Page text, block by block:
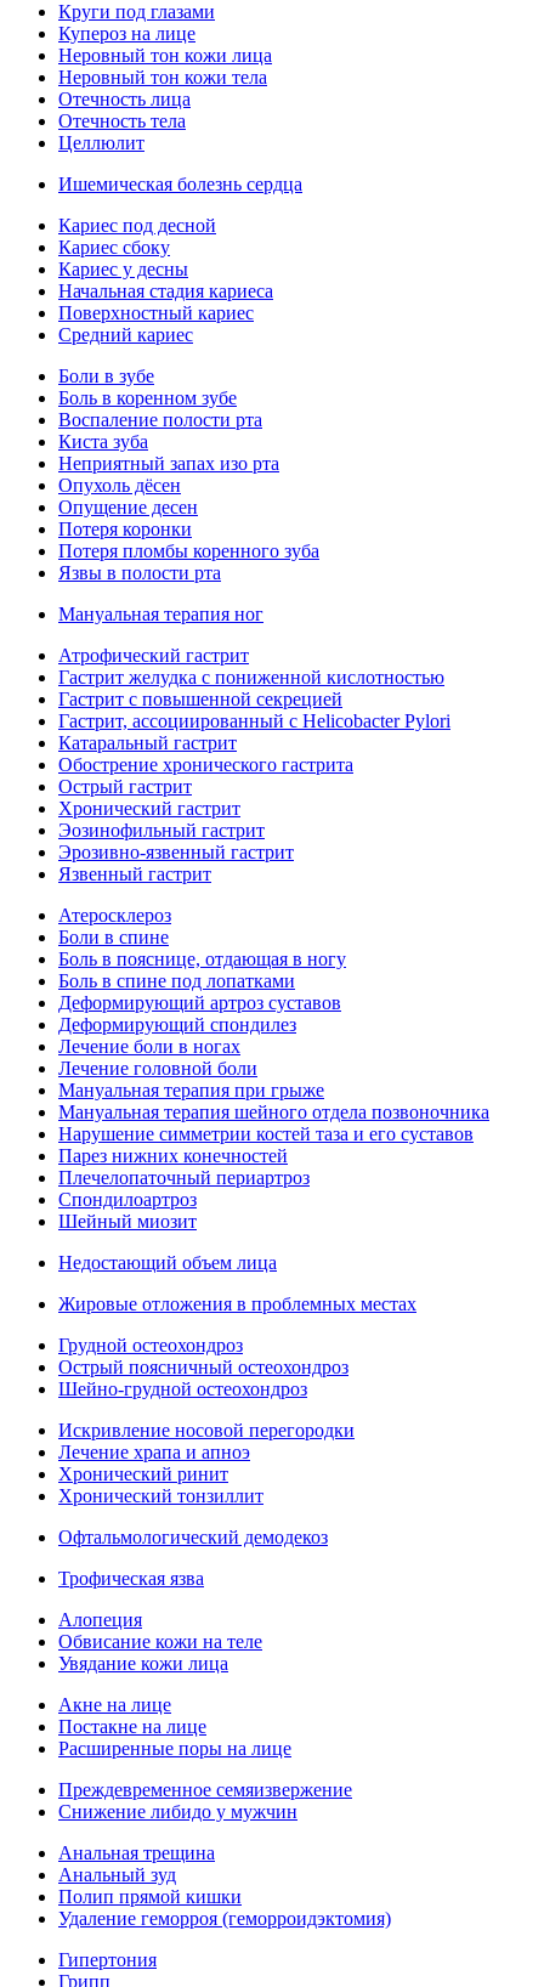
Круги под глазами
Купероз на лице
Неровный тон кожи лица
Неровный тон кожи тела
Отечность лица
Отечность тела
Целлюлит
Ишемическая болезнь сердца
Кариес под десной
Кариес сбоку
Кариес у десны
Начальная стадия кариеса
Поверхностный кариес
Средний кариес
Боли в зубе
Боль в коренном зубе
Воспаление полости рта
Киста зуба
Неприятный запах изо рта
Опухоль дёсен
Опущение десен
Потеря коронки
Потеря пломбы коренного зуба
Язвы в полости рта
Мануальная терапия ног
Атрофический гастрит
Гастрит желудка с пониженной кислотностью
Гастрит с повышенной секрецией
Гастрит, ассоциированный с Helicobacter Pylori
Катаральный гастрит
Обострение хронического гастрита
Острый гастрит
Хронический гастрит
Эозинофильный гастрит
Эрозивно-язвенный гастрит
Язвенный гастрит
Атеросклероз
Боли в спине
Боль в пояснице, отдающая в ногу
Боль в спине под лопатками
Деформирующий артроз суставов
Деформирующий спондилез
Лечение боли в ногах
Лечение головной боли
Мануальная терапия при грыже
Мануальная терапия шейного отдела позвоночника
Нарушение симметрии костей таза и его суставов
Парез нижних конечностей
Плечелопаточный периартроз
Спондилоартроз
Шейный миозит
Недостающий объем лица
Жировые отложения в проблемных местах
Грудной остеохондроз
Острый поясничный остеохондроз
Шейно-грудной остеохондроз
Искривление носовой перегородки
Лечение храпа и апноэ
Хронический ринит
Хронический тонзиллит
Офтальмологический демодекоз
Трофическая язва
Алопеция
Обвисание кожи на теле
Увядание кожи лица
Акне на лице
Постакне на лице
Расширенные поры на лице
Преждевременное семяизвержение
Снижение либидо у мужчин
Анальная трещина
Анальный зуд
Полип прямой кишки
Удаление геморроя (геморроидэктомия)
Гипертония
Грипп